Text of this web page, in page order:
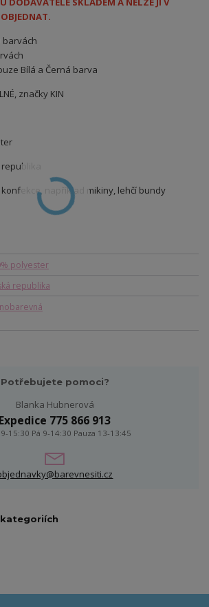
barvách
Bílá a Černá barva
značky KIN
například mikiny, lehčí bundy
polyester
republika
Potřebujete pomoci?
Blanka Hubnerová
Expedice 775 866 913
15:30 Pá 9-14:30 Pauza 13-13:45